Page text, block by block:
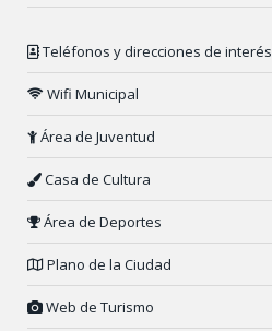
Teléfonos y direcciones de interés
Wifi Municipal
Área de Juventud
Casa de Cultura
Área de Deportes
Plano de la Ciudad
Web de Turismo